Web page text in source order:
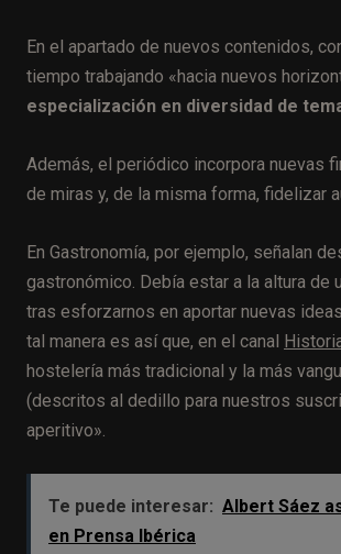
En el apartado de nuevos contenidos,
tiempo trabajando «hacia nuevos
especialización en diversidad de
Además, el periódico incorpora nuevas
de miras y, de la misma forma, fidelizar
En Gastronomía, por ejemplo, señalan
gastronómico. Debía estar a la altura de
tras esforzarnos en aportar nuevas
tal manera es así que, en el canal
hostelería más tradicional y la más
(descritos al dedillo para nuestros
aperitivo».
Te puede interesar: Albert Sáez
en Prensa Ibérica